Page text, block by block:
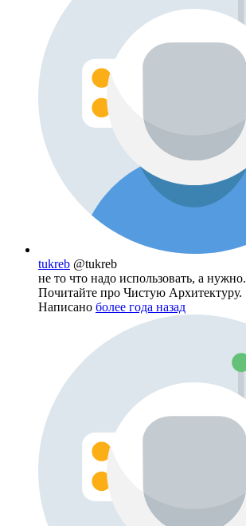
tukreb @tukreb
не то что надо использовать, а нужно.
Почитайте про Чистую Архитектуру.
Написано более года назад